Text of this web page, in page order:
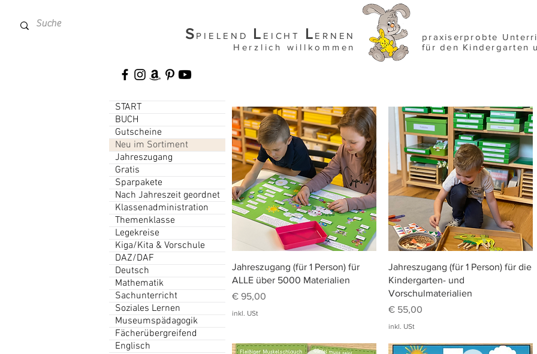
S PIELEND L EICHT L ERNEN
Herzlich willkommen
praxiserprobte
für den Kindergarten
Schnellansicht
Jahreszugang (für 1 Person) für
ALLE über 5000 Materialien
Preis
€ 95,00
inkl. USt
Schnellansicht
Jahreszugang (für 1 Person) für die
Kindergarten- und
Vorschulmaterialien
Preis
€ 55,00
inkl. USt
START
BUCH
Gutscheine
Neu im Sortiment
Jahreszugang
Gratis
Sparpakete
Nach Jahreszeit geordnet
Klassenadministration
Themenklasse
Legekreise
Kiga/Kita & Vorschule
DAZ/DAF
Deutsch
Mathematik
Sachunterricht
Soziales Lernen
Museumspädagogik
Fächerübergreifend
Englisch